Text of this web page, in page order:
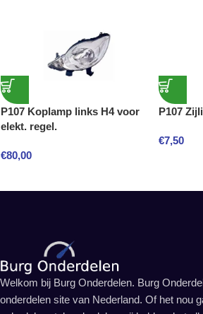
P107 Koplamp links H4 voor
elekt. regel.
€80,00
P107
€7,50
Welkom bij Burg Onderdelen. Burg
onderdelen site van Nederland. Of het nou